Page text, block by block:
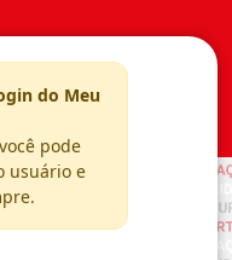
do Meu
pode
usuário e